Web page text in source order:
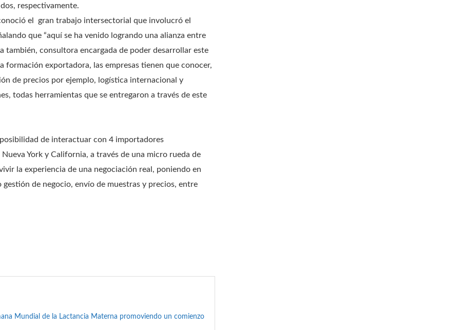
respectivamente.
el gran trabajo intersectorial que involucró el
que “aquí se ha venido logrando una alianza entre
consultora encargada de poder desarrollar este
formación exportadora, las empresas tienen que conocer,
de precios por ejemplo, logística internacional y
todas herramientas que se entregaron a través de este
de interactuar con 4 importadores
York y California, a través de una micro rueda de
la experiencia de una negociación real, poniendo en
de negocio, envío de muestras y precios, entre
Mundial de la Lactancia Materna promoviendo un comienzo